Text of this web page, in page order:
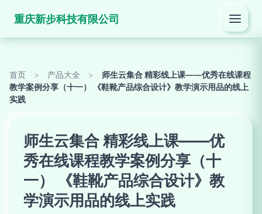
重庆新步科技有限公司
首页 > 产品大全 >
师生云集合 精彩线上课——优秀在线课程
教学案例分享（十一） 《鞋靴产品综合设计》教学演示用品的线上
实践
师生云集合 精彩线上课——优
秀在线课程教学案例分享（十
一） 《鞋靴产品综合设计》教
学演示用品的线上实践